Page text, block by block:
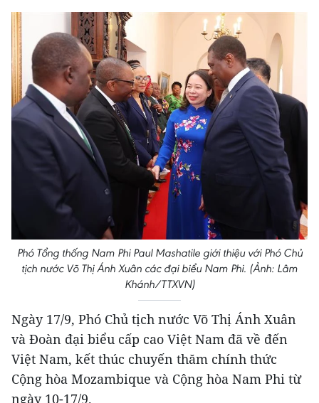
Phó Tổng thống Nam Phi Paul Mashatile giới thiệu với Phó Chủ
tịch nước Võ Thị Ánh Xuân các đại biểu Nam Phi. (Ảnh: Lâm
Khánh/TTXVN)
Ngày 17/9, Phó Chủ tịch nước Võ Thị Ánh Xuân
và Đoàn đại biểu cấp cao Việt Nam đã về đến
Việt Nam, kết thúc chuyến thăm chính thức
Cộng hòa Mozambique và Cộng hòa Nam Phi từ
ngày 10-17/9.